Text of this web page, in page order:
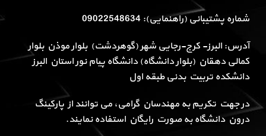
شماره پشتیبانی (راهنمایی): 09022548634
آدرس: البرز- کرج-رجایی شهر (گوهردشت) بلوار موذن بلوار
کمالی دهقان (بلوار دانشگاه) دانشگاه پیام نور استان البرز
دانشکده تربیت بدنی طبقه اول
در جهت تکریم به مهندسان گرامی، می توانند از پارکینگ
درون دانشگاه به صورت رایگان استفاده نمایند.